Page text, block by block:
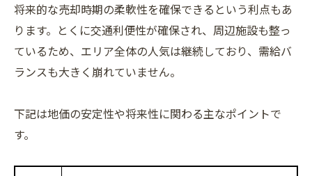
将来的な売却時期の柔軟性を確保できるという利点もあ
ります。とくに交通利便性が確保され、周辺施設も整っ
ているため、エリア全体の人気は継続しており、需給バ
ランスも大きく崩れていません。
下記は地価の安定性や将来性に関わる主なポイントで
す。